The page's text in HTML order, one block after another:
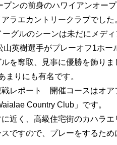
ンの前身のハワイアンオープ
ラエカントリークラブでした
グルのシーンは未だにメディ
山英樹選手がプレーオフ1ホ
を奪取、見事に優勝を飾りま
まりにも有名です。
レポート 開催コースはオア
Country Club」です。
近く、高級住宅街のカハラ
スですので、プレーをするた